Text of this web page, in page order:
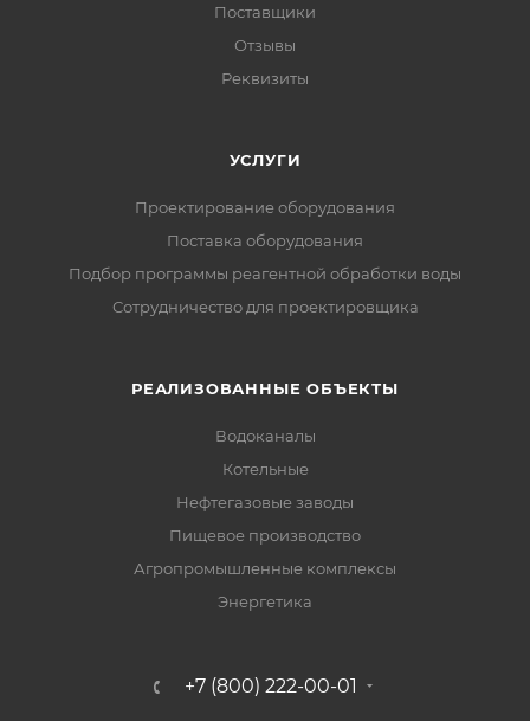
Поставщики
Отзывы
Реквизиты
УСЛУГИ
Проектирование оборудования
Поставка оборудования
Подбор программы реагентной обработки воды
Сотрудничество для проектировщика
РЕАЛИЗОВАННЫЕ ОБЪЕКТЫ
Водоканалы
Котельные
Нефтегазовые заводы
Пищевое производство
Агропромышленные комплексы
Энергетика
+7 (800) 222-00-01